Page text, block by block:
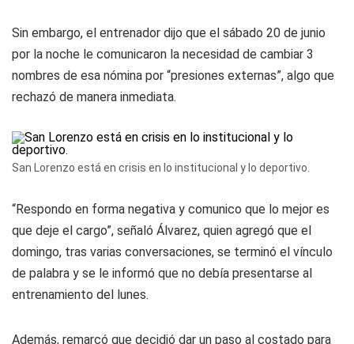
Sin embargo, el entrenador dijo que el sábado 20 de junio
por la noche le comunicaron la necesidad de cambiar 3
nombres de esa nómina por “presiones externas”, algo que
rechazó de manera inmediata.
San Lorenzo está en crisis en lo institucional y lo deportivo.
“Respondo en forma negativa y comunico que lo mejor es
que deje el cargo”, señaló Álvarez, quien agregó que el
domingo, tras varias conversaciones, se terminó el vínculo
de palabra y se le informó que no debía presentarse al
entrenamiento del lunes.
Además, remarcó que decidió dar un paso al costado para